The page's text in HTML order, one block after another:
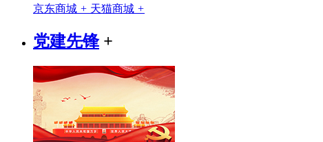
京东商城 + 天猫商城 +
党建先锋+